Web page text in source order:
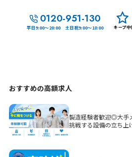
0120-951-130
平日9:00～20:00 土日祝9:00～18:00 キープ中
おすすめの高額求人
製造経験者歓迎◎大手
挑戦する設備の立ち上